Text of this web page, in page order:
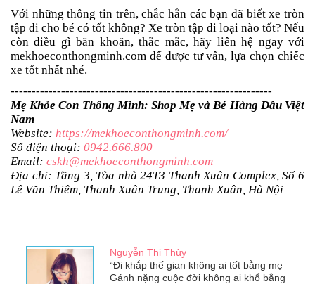
Với những thông tin trên, chắc hẳn các bạn đã biết xe tròn
tập đi cho bé có tốt không? Xe tròn tập đi loại nào tốt? Nếu
còn điều gì băn khoăn, thắc mắc, hãy liên hệ ngay với
mekhoeconthongminh.com để được tư vấn, lựa chọn chiếc
xe tốt nhất nhé.
--------------------------------------------------------------
Mẹ Khỏe Con Thông Minh: Shop Mẹ và Bé Hàng Đầu Việt
Nam
Website: https://mekhoeconthongminh.com/
Số điện thoại: 0942.666.800
Email: cskh@mekhoeconthongminh.com
Địa chỉ: Tầng 3, Tòa nhà 24T3 Thanh Xuân Complex, Số 6
Lê Văn Thiêm, Thanh Xuân Trung, Thanh Xuân, Hà Nội
Nguyễn Thị Thùy
“Đi khắp thế gian không ai tốt bằng mẹ
Gánh nặng cuộc đời không ai khổ bằng